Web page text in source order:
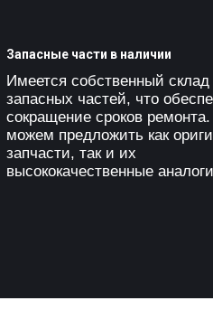
Запасные части в наличии
Имеется собственный склад
запасных частей, что
сокращение сроков
можем предложить как
запчасти, так и их
высококачественные